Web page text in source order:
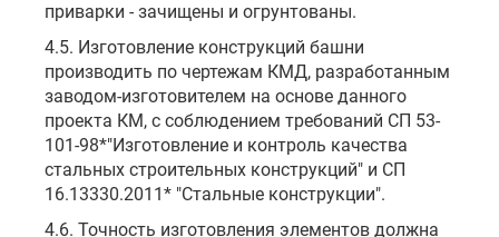
приварки - зачищены и огрунтованы.
4.5. Изготовление конструкций башни
производить по чертежам КМД, разработанным
заводом-изготовителем на основе данного
проекта КМ, с соблюдением требований СП 53-
101-98*"Изготовление и контроль качества
стальных строительных конструкций" и СП
16.13330.2011* "Стальные конструкции".
4.6. Точность изготовления элементов должна